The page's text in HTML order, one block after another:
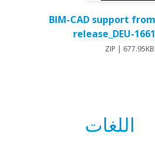
BIM-CAD support
اللغات